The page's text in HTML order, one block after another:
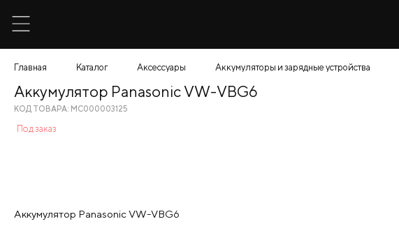
Главная Каталог Аксессуары Аккумуляторы и зарядные устройства
Аккумулятор Panasonic VW-VBG6
Аккумулятор Panasonic VW-VBG6
КОД ТОВАРА: МС000003125
Под заказ